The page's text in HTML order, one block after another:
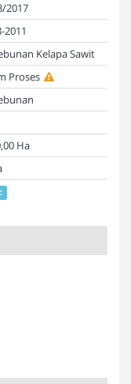
2017
2011
Kelapa Sawit
Proses
Ha